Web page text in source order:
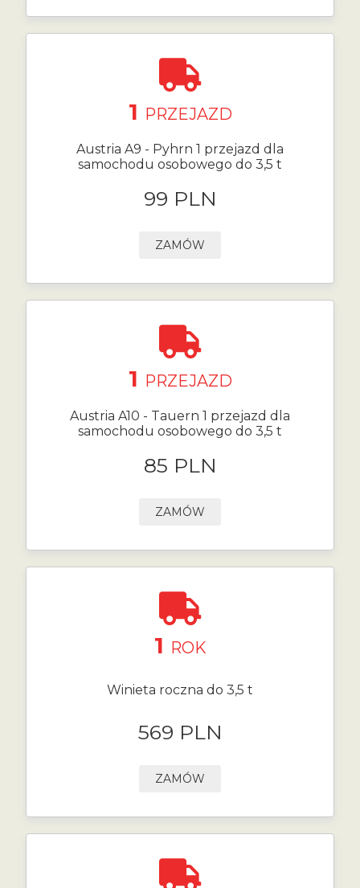
1 PRZEJAZD
Austria A9 - Pyhrn 1 przejazd dla
samochodu osobowego do 3,5 t
99 PLN
ZAMÓW
1 PRZEJAZD
Austria A10 - Tauern 1 przejazd dla
samochodu osobowego do 3,5 t
85 PLN
ZAMÓW
1 ROK
Winieta roczna do 3,5 t
569 PLN
ZAMÓW